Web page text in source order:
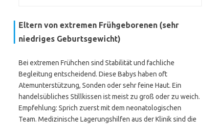
Eltern von extremen Frühgeborenen (sehr
niedriges Geburtsgewicht)
Bei extremen Frühchen sind Stabilität und fachliche
Begleitung entscheidend. Diese Babys haben oft
Atemunterstützung, Sonden oder sehr feine Haut. Ein
handelsübliches Stillkissen ist meist zu groß oder zu weich.
Empfehlung: Sprich zuerst mit dem neonatologischen
Team. Medizinische Lagerungshilfen aus der Klinik sind die